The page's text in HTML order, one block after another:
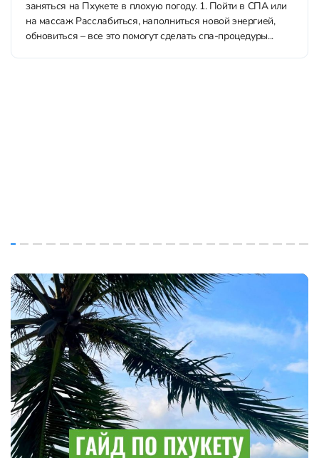
заняться на Пхукете в плохую погоду. 1. Пойти в СПА или
на массаж Расслабиться, наполниться новой энергией,
обновиться – все это помогут сделать спа-процедуры...